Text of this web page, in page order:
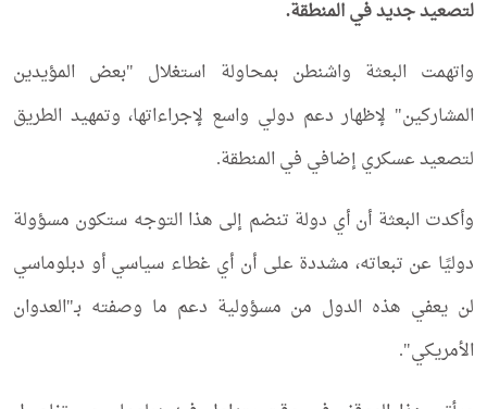
لتصعيد جديد في المنطقة.
واتهمت البعثة واشنطن بمحاولة استغلال "بعض المؤيدين
المشاركين" لإظهار دعم دولي واسع لإجراءاتها، وتمهيد الطريق
لتصعيد عسكري إضافي في المنطقة.
وأكدت البعثة أن أي دولة تنضم إلى هذا التوجه ستكون مسؤولة
دوليًا عن تبعاته، مشددة على أن أي غطاء سياسي أو دبلوماسي
لن يعفي هذه الدول من مسؤولية دعم ما وصفته بـ"العدوان
الأمريكي".